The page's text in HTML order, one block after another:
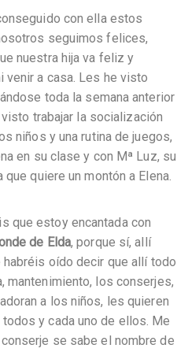
con ella estos
seguimos felices,
nuestra hija va feliz y
venir a casa. Les he visto
toda la semana anterior
trabajar la socialización
niños y una rutina de juegos,
en su clase y con Mª Luz, su
quiere un montón a Elena.
que estoy encantada con
de Elda, porque sí, allí
oído decir que allí todo
mantenimiento, los conserjes,
a los niños, les quieren
y cada uno de ellos. Me
se sabe el nombre de